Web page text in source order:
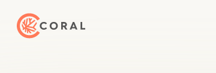
トップページへ戻る